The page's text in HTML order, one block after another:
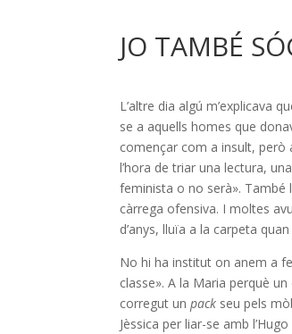
JO TAMBÉ
L’altre dia algú m’explicava
se a aquells homes que
començar com a insult,
l’hora de triar una lectura,
feminista o no serà». També
càrrega ofensiva. I moltes
d’anys, lluïa a la carpeta
No hi ha institut on anem a
classe». A la Maria perquè
corregut unpack seu pels
Jèssica per liar-se amb